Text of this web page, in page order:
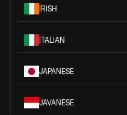
IRISH
ITALIAN
JAPANESE
JAVANESE